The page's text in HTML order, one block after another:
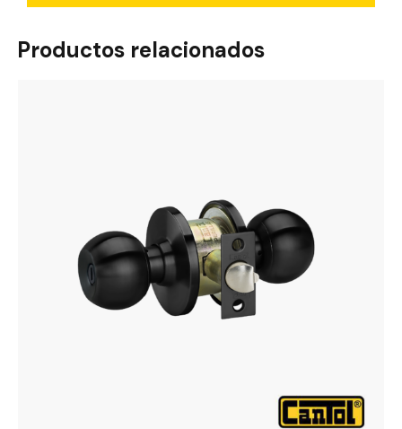
Productos relacionados